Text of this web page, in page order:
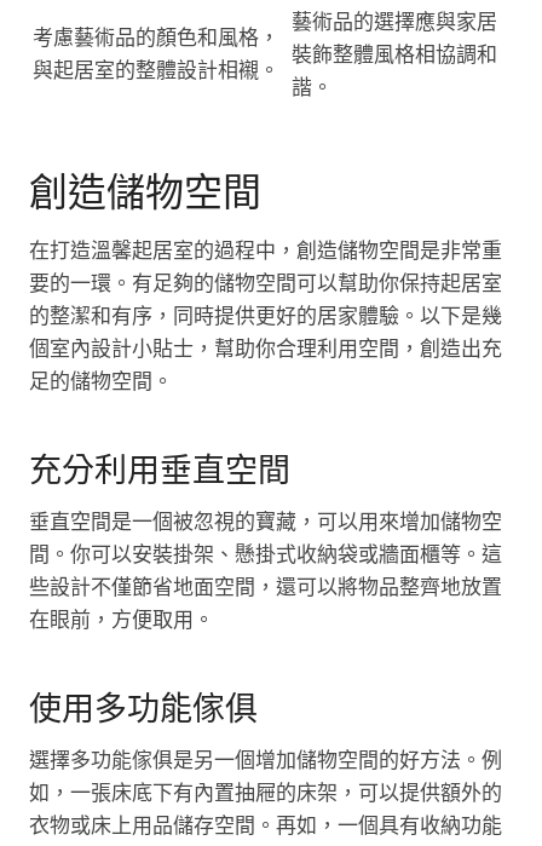
考慮藝術品的顏色和風格，
與起居室的整體設計相襯。
藝術品的選擇應與家居
裝飾整體風格相協調和
諧。
創造儲物空間
在打造溫馨起居室的過程中，創造儲物空間是非常重
要的一環。有足夠的儲物空間可以幫助你保持起居室
的整潔和有序，同時提供更好的居家體驗。以下是幾
個室內設計小貼士，幫助你合理利用空間，創造出充
足的儲物空間。
充分利用垂直空間
垂直空間是一個被忽視的寶藏，可以用來增加儲物空
間。你可以安裝掛架、懸掛式收納袋或牆面櫃等。這
些設計不僅節省地面空間，還可以將物品整齊地放置
在眼前，方便取用。
使用多功能傢俱
選擇多功能傢俱是另一個增加儲物空間的好方法。例
如，一張床底下有內置抽屜的床架，可以提供額外的
衣物或床上用品儲存空間。再如，一個具有收納功能